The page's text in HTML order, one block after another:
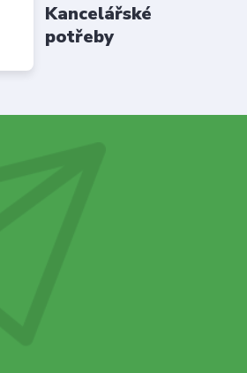
Kancelářské
potřeby